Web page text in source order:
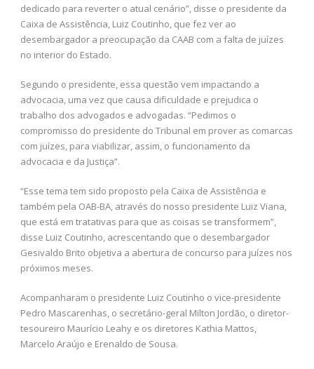
dedicado para reverter o atual cenário”, disse o presidente da
Caixa de Assistência, Luiz Coutinho, que fez ver ao
desembargador a preocupação da CAAB com a falta de juízes
no interior do Estado.
Segundo o presidente, essa questão vem impactando a
advocacia, uma vez que causa dificuldade e prejudica o
trabalho dos advogados e advogadas. “Pedimos o
compromisso do presidente do Tribunal em prover as comarcas
com juízes, para viabilizar, assim, o funcionamento da
advocacia e da Justiça”.
“Esse tema tem sido proposto pela Caixa de Assistência e
também pela OAB-BA, através do nosso presidente Luiz Viana,
que está em tratativas para que as coisas se transformem”,
disse Luiz Coutinho, acrescentando que o desembargador
Gesivaldo Brito objetiva a abertura de concurso para juízes nos
próximos meses.
Acompanharam o presidente Luiz Coutinho o vice-presidente
Pedro Mascarenhas, o secretário-geral Milton Jordão, o diretor-
tesoureiro Maurício Leahy e os diretores Kathia Mattos,
Marcelo Araújo e Erenaldo de Sousa.